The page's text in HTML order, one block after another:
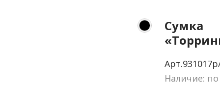
Сумка
Наличие: